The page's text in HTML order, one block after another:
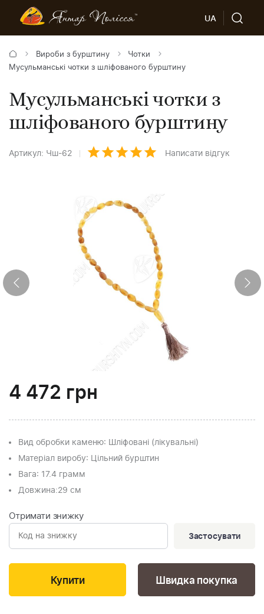
UA
Вироби з бурштину
Чотки
Мусульманські чотки з шліфованого бурштину
Мусульманські чотки з
шліфованого бурштину
Артикул: Чш-62 Написати відгук
4 472 грн
Вид обробки каменю: Шліфовані (лікувальні)
Матеріал виробу: Цільний бурштин
Вага: 17.4 грамм
Довжина:29 см
Отримати знижку
Застосувати
Швидка покупка